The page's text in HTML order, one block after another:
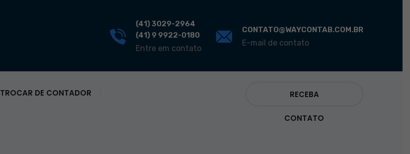
(41) 3029-2964
(41) 9 9922-0180
Entre em contato
CONTATO@WAYCONTAB.COM.BR
E-mail de contato
TROCAR DE CONTADOR RECEBA
CONTATO